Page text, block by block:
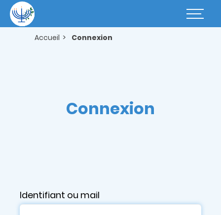
contenu
principal
Basculer
Accueil Connexion
Connexion
Identifiant ou mail